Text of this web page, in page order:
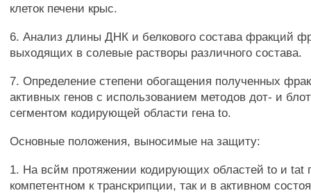
клеток печени крыс.
6. Анализ длины ДНК и белкового состава фракций
выходящих в солевые растворы различного состава.
7. Определение степени обогащения полученных
активных генов с использованием методов дот- и
сегментом кодирующей области гена to.
Основные положения, выносимые на защиту:
1. На всйм протяжении кодирующих областей to и tat
компетентном к транскрипции, так и в активном